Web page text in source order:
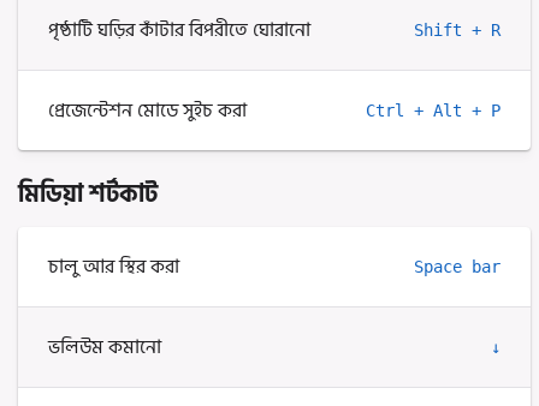
পৃষ্ঠাটি ঘড়ির কাঁটার বিপরীতে ঘোরানো Shift + R
প্রেজেন্টেশন মোডে সুইচ করা Ctrl + Alt + P
মিডিয়া শর্টকাট
চালু আর স্থির করা Space bar
ভলিউম কমানো ↓